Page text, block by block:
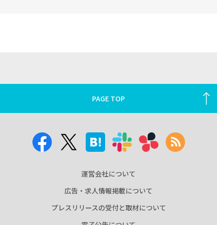
PAGE TOP
運営会社について
広告・求人情報掲載について
プレスリリースの受付と取材について